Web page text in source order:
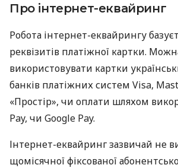
Про інтернет-еквайринг
Робота інтернет-еквайрингу
реквізитів платіжної картки.
використовувати картки
банків платіжних систем Visa,
«Простір», чи оплати шляхом
Pay, чи Google Pay.
Інтернет-еквайринг зазвичай не
щомісячної фіксованої